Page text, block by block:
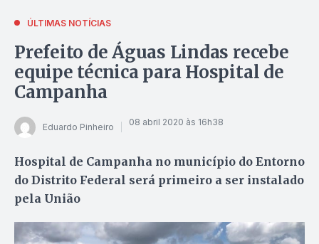
ÚLTIMAS NOTÍCIAS
Prefeito de Águas Lindas recebe
equipe técnica para Hospital de
Campanha
Eduardo Pinheiro 08 abril 2020 às 16h38
Hospital de Campanha no município do Entorno
do Distrito Federal será primeiro a ser instalado
pela União